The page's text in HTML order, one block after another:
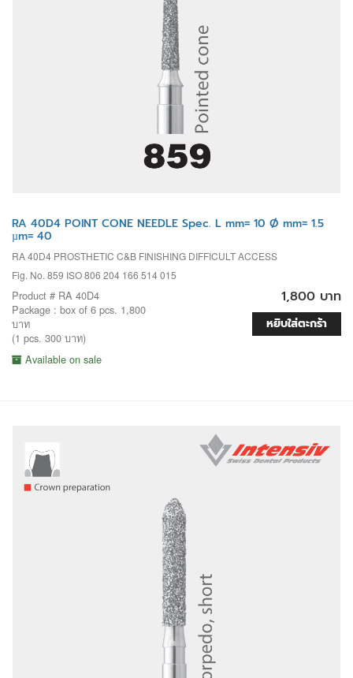
RA 40D4 POINT CONE NEEDLE Spec. L mm= 10 Ø mm= 1.5
µm= 40
RA 40D4 PROSTHETIC C&B FINISHING DIFFICULT ACCESS
Fig. No. 859 ISO 806 204 166 514 015
Product # RA 40D4
Package : box of 6 pcs. 1,800
บาท
(1 pcs. 300 บาท)
Available on sale
1,800 บาท
หยิบใส่ตะกร้า